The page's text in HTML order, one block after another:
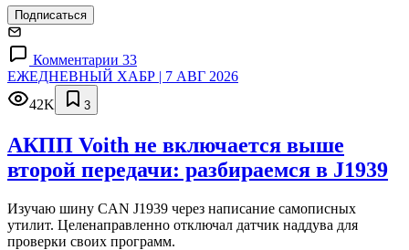
Подписаться
Комментарии 33
ЕЖЕДНЕВНЫЙ ХАБР | 7 АВГ 2026
42K
3
АКПП Voith не включается выше
второй передачи: разбираемся в J1939
Изучаю шину CAN J1939 через написание самописных
утилит. Целенаправленно отключал датчик наддува для
проверки своих программ.